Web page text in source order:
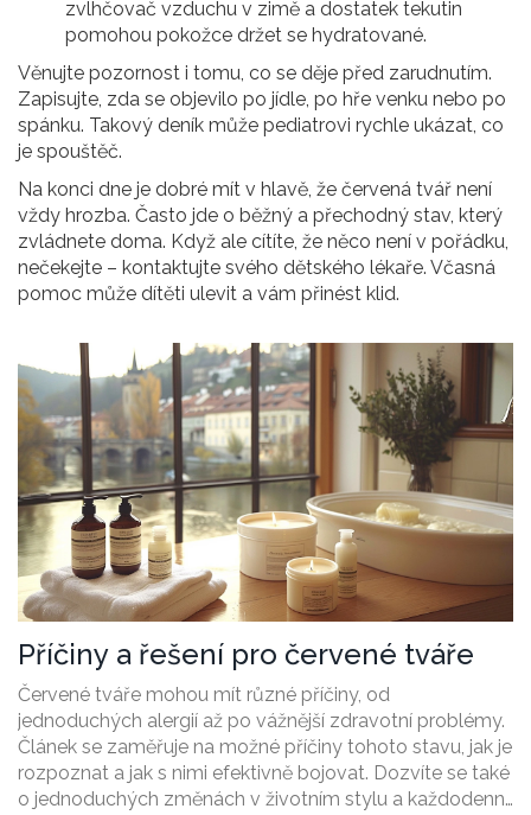
zvlhčovač vzduchu v zimě a dostatek tekutin
pomohou pokožce držet se hydratované.
Věnujte pozornost i tomu, co se děje před zarudnutím.
Zapisujte, zda se objevilo po jídle, po hře venku nebo po
spánku. Takový deník může pediatrovi rychle ukázat, co
je spouštěč.
Na konci dne je dobré mít v hlavě, že červená tvář není
vždy hrozba. Často jde o běžný a přechodný stav, který
zvládnete doma. Když ale cítíte, že něco není v pořádku,
nečekejte – kontaktujte svého dětského lékaře. Včasná
pomoc může dítěti ulevit a vám přinést klid.
Příčiny a řešení pro červené tváře
Červené tváře mohou mít různé příčiny, od
jednoduchých alergií až po vážnější zdravotní problémy.
Článek se zaměřuje na možné příčiny tohoto stavu, jak je
rozpoznat a jak s nimi efektivně bojovat. Dozvíte se také
o jednoduchých změnách v životním stylu a každodenní